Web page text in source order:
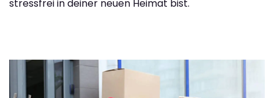
stressfrei in deiner neuen Heimat bist.